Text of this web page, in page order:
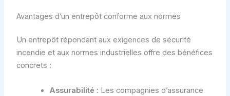
Avantages d’un entrepôt conforme aux normes
Un entrepôt répondant aux exigences de sécurité
incendie et aux normes industrielles offre des bénéfices
concrets :
Assurabilité : Les compagnies d’assurance